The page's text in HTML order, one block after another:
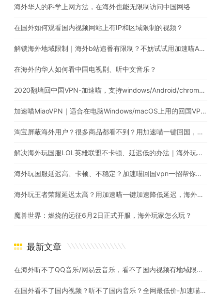
海外华人的科学上网方法，在海外也能无限制访问中国网络
在国外如何观看国内视频网站上有IP和区域限制的视频？
解锁海外地域限制｜海外b站追番有限制？不妨试试用加速喵App解锁
在海外的华人如何看中国电视剧、听中文音乐？
2020翻墙回中国VPN-加速喵，支持windows/Android/chrome/macos
加速喵MiaoVPN｜适合在电脑Windows/macOS上用的回国VPN，海外回国追剧听歌玩国服游戏
淘宝屏蔽海外用户？很多商品都看不到？用加速喵一键回国，解除淘宝地域限制问题
解决海外玩国服LOL英雄联盟不卡顿、延迟低的办法｜海外玩英雄联盟用什么加速器比较好?
海外玩国服延迟高、卡顿、不稳定？加速喵回国vpn一招帮你搞定
海外玩王者荣耀延迟太高？用加速喵一键加速降低延迟，海外也能畅玩国服游戏
魔兽世界：燃烧的远征6月2日正式开服，海外玩家怎么玩？
最新文章
在海外听不了QQ音乐/网易云音乐，看不了国内视频有地域限制怎么办？
在国外看不了国内视频？听不了国内音乐？全网最低价-加速喵 海外党翻墙回国首选